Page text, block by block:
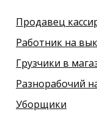
Уборщики
Разнорабочий
Грузчики в
Работник на
Продавец